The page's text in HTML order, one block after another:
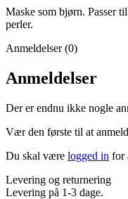
Maske som bjørn. Passer
perler.
Anmeldelser (0)
Anmeldelser
Der er endnu ikke nogle
Vær den første til at
Du skal være logged in for
Levering og returnering
Levering på 1-3 dage.